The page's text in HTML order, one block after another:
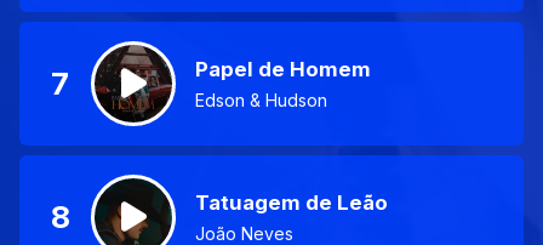
7 Papel de Homem
Edson & Hudson
8 Tatuagem de Leão
João Neves